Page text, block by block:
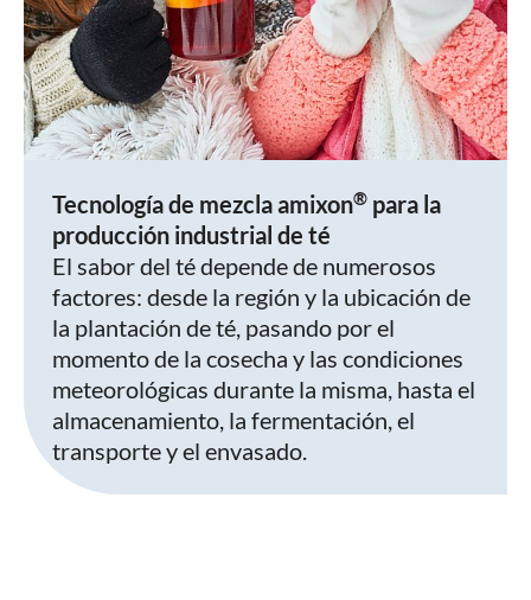
Tecnología de mezcla amixon® para la
producción industrial de té
El sabor del té depende de numerosos
factores: desde la región y la ubicación de
la plantación de té, pasando por el
momento de la cosecha y las condiciones
meteorológicas durante la misma, hasta el
almacenamiento, la fermentación, el
transporte y el envasado.